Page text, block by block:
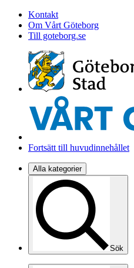
Kontakt
Om Vårt Göteborg
Till goteborg.se
Fortsätt till huvudinnehållet
Alla kategorier
Sök